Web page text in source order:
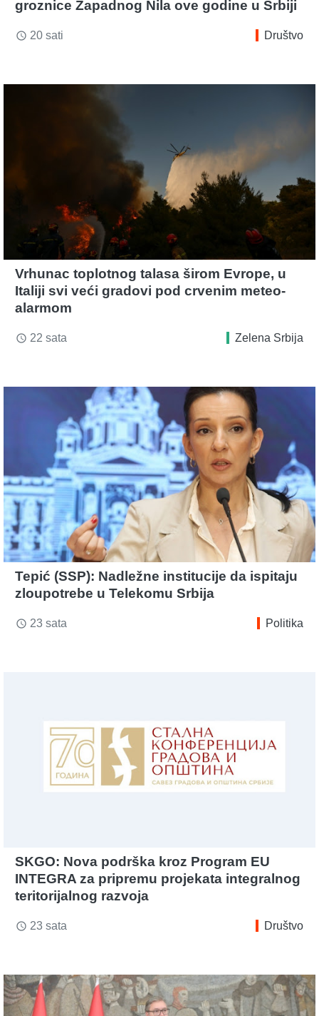
groznice Zapadnog Nila ove godine u Srbiji
access_time 20 sati Društvo
Vrhunac toplotnog talasa širom Evrope, u
Italiji svi veći gradovi pod crvenim meteo-
alarmom
access_time 22 sata Zelena Srbija
Tepić (SSP): Nadležne institucije da ispitaju
zloupotrebe u Telekomu Srbija
access_time 23 sata Politika
SKGO: Nova podrška kroz Program EU
INTEGRA za pripremu projekata integralnog
teritorijalnog razvoja
access_time 23 sata Društvo